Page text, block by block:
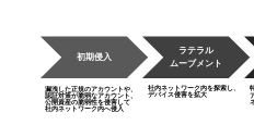
初期侵入
ラテラル
ムーブメント
漏洩した正規のアカウントや、
認証対策が脆弱なアカウント、
公開資産の脆弱性を侵害して
社内ネットワーク内へ侵入
社内ネットワーク内を探索し、
デバイス侵害を拡大